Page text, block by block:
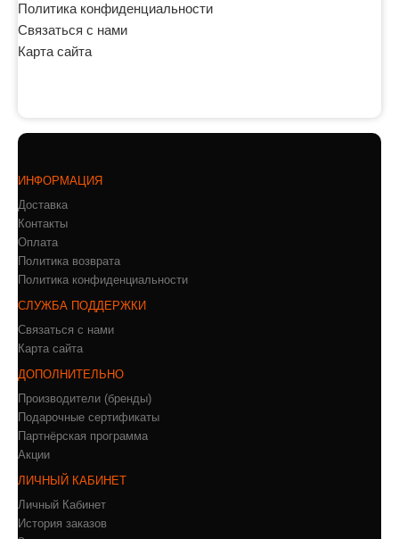
Политика конфиденциальности
Связаться с нами
Карта сайта
ИНФОРМАЦИЯ
Доставка
Контакты
Оплата
Политика возврата
Политика конфиденциальности
СЛУЖБА ПОДДЕРЖКИ
Связаться с нами
Карта сайта
ДОПОЛНИТЕЛЬНО
Производители (бренды)
Подарочные сертификаты
Партнёрская программа
Акции
ЛИЧНЫЙ КАБИНЕТ
Личный Кабинет
История заказов